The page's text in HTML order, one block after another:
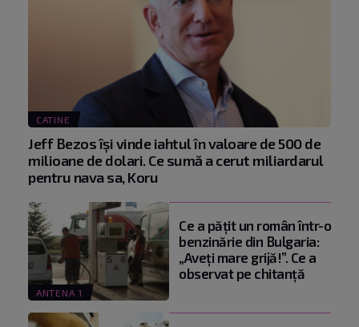
CATINE
Jeff Bezos își vinde iahtul în valoare de 500 de
milioane de dolari. Ce sumă a cerut miliardarul
pentru nava sa, Koru
ANTENA 1
Ce a pățit un român într-o
benzinărie din Bulgaria:
„Aveți mare grijă!”. Ce a
observat pe chitanță